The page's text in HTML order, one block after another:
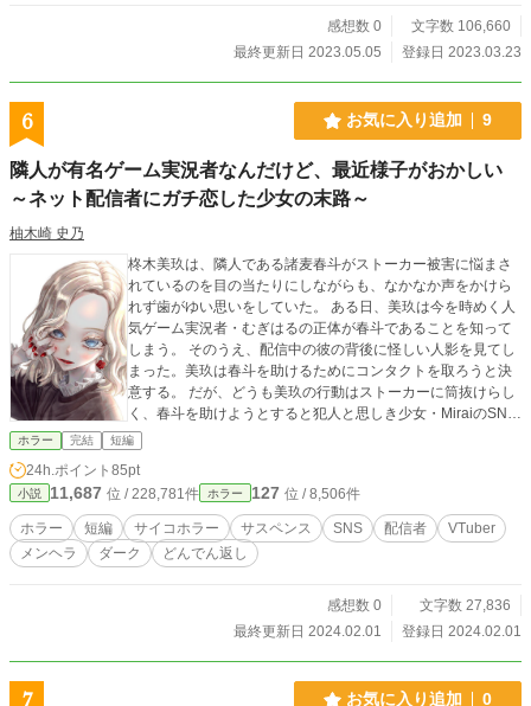
感想数 0
文字数 106,660
最終更新日 2023.05.05
登録日 2023.03.23
6 お気に入り追加 9
隣人が有名ゲーム実況者なんだけど、最近様子がおかしい
～ネット配信者にガチ恋した少女の末路～
柚木崎 史乃
柊木美玖は、隣人である諸麦春斗がストーカー被害に悩まさ
れているのを目の当たりにしながらも、なかなか声をかけら
れず歯がゆい思いをしていた。 ある日、美玖は今を時めく人
気ゲーム実況者・むぎはるの正体が春斗であることを知って
しまう。 そのうえ、配信中の彼の背後に怪しい人影を見てし
まった。美玖は春斗を助けるためにコンタクトを取ろうと決
意する。 だが、どうも美玖の行動はストーカーに筒抜けらし
く、春斗を助けようとすると犯人と思しき少女・MiraiのSNS
アカウントに釘を刺すようなツイートが投稿されるのだっ
た。 平穏な生活を送っていた美玖は、知らず知らずのうちに
SNSと現実が交差する奇妙な事件に巻き込まれていく──。
ホラー 完結 短編
24h.ポイント 85pt
小説 11,687 位 / 228,781件 ホラー 127 位 / 8,506件
ホラー 短編 サイコホラー サスペンス SNS 配信者
VTuber
メンヘラ
ダーク どんでん返し
感想数 0
文字数 27,836
最終更新日 2024.02.01
登録日 2024.02.01
7 お気に入り追加 0